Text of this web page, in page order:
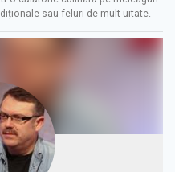
sau feluri de mult uitate.